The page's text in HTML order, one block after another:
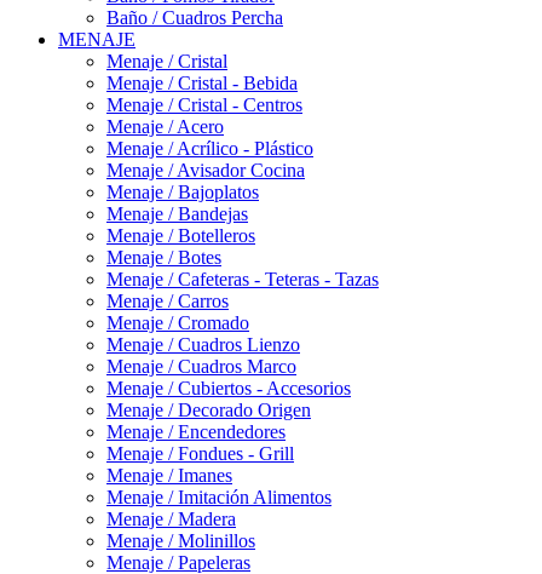
Baño / Cuadros Percha
MENAJE
Menaje / Cristal
Menaje / Cristal - Bebida
Menaje / Cristal - Centros
Menaje / Acero
Menaje / Acrílico - Plástico
Menaje / Avisador Cocina
Menaje / Bajoplatos
Menaje / Bandejas
Menaje / Botelleros
Menaje / Botes
Menaje / Cafeteras - Teteras - Tazas
Menaje / Carros
Menaje / Cromado
Menaje / Cuadros Lienzo
Menaje / Cuadros Marco
Menaje / Cubiertos - Accesorios
Menaje / Decorado Origen
Menaje / Encendedores
Menaje / Fondues - Grill
Menaje / Imanes
Menaje / Imitación Alimentos
Menaje / Madera
Menaje / Molinillos
Menaje / Papeleras